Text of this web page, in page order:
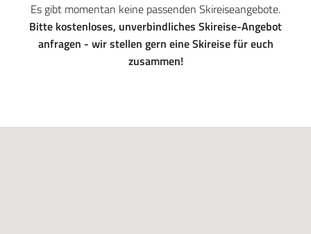
Es gibt momentan keine passenden Skireiseangebote.
Bitte kostenloses, unverbindliches Skireise-Angebot
anfragen - wir stellen gern eine Skireise für euch
zusammen!